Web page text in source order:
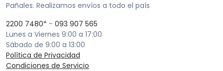
Pañales. Realizamos envíos a todo el país
2200 7480* - 093 907 565
Lunes a Viernes 9:00 a 17:00
Sábado de 9:00 a 13:00
Política de Privacidad
Condiciones de Servicio